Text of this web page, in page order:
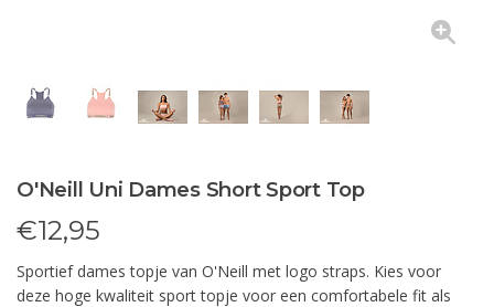
O'Neill Uni Dames Short Sport Top
€12,95
Sportief dames topje van O'Neill met logo straps. Kies voor
deze hoge kwaliteit sport topje voor een comfortabele fit als